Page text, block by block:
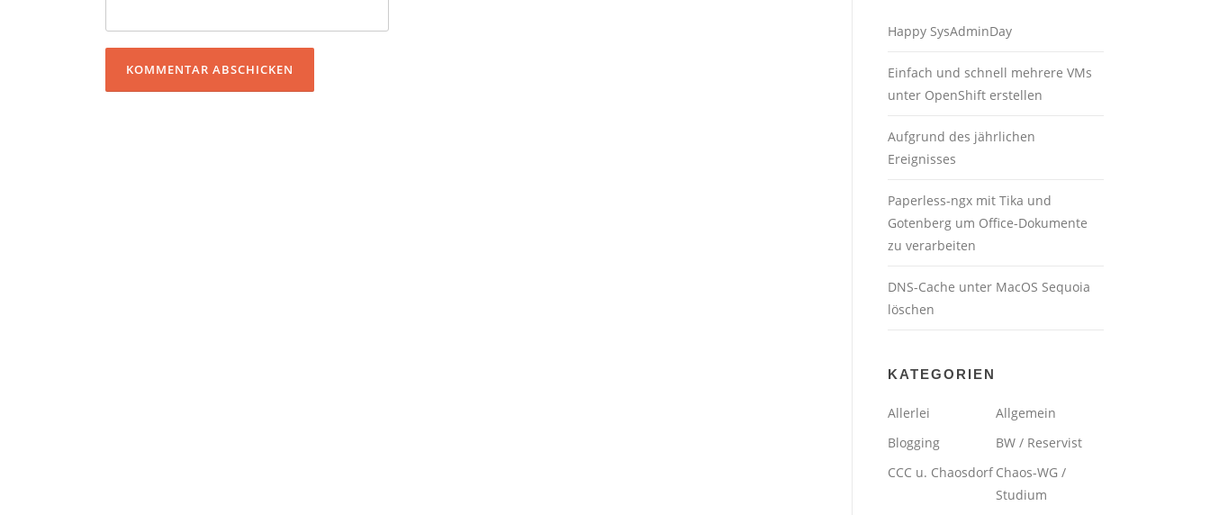
Happy SysAdminDay
Einfach und schnell mehrere VMs
unter OpenShift erstellen
Aufgrund des jährlichen
Ereignisses
Paperless-ngx mit Tika und
Gotenberg um Office-Dokumente
zu verarbeiten
DNS-Cache unter MacOS Sequoia
löschen
KATEGORIEN
Allerlei
Allgemein
Blogging
BW / Reservist
CCC u. Chaosdorf Chaos-WG /
Studium